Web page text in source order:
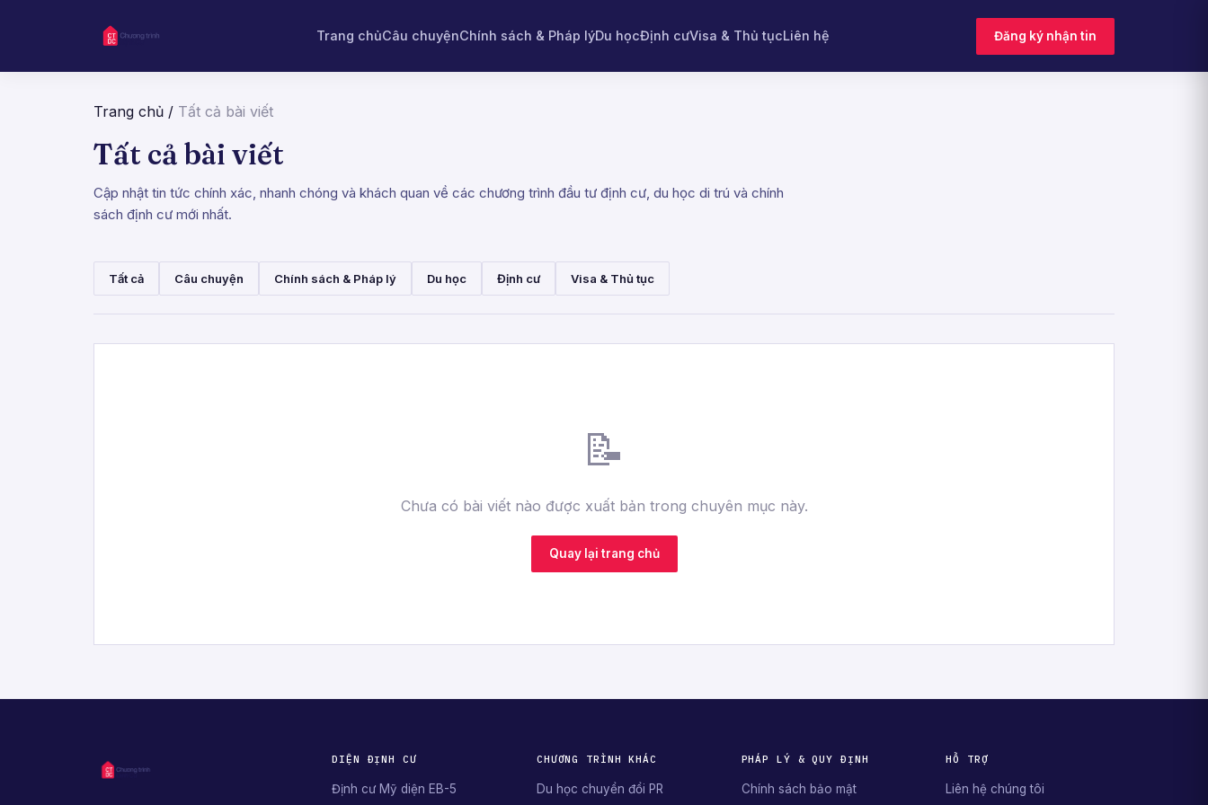
Trang chủCâu chuyệnChính sách & Pháp lýDu họcĐịnh cưVisa & Thủ tụcLiên hệ Đăng ký nhận tin
Trang chủ / Tất cả bài viết
Tất cả bài viết
Cập nhật tin tức chính xác, nhanh chóng và khách quan về các chương trình đầu tư định cư, du học di trú và chính
sách định cư mới nhất.
Tất cả Câu chuyện Chính sách & Pháp lý Du học Định cư Visa & Thủ tục
📝
Chưa có bài viết nào được xuất bản trong chuyên mục này.
Quay lại trang chủ
DIỆN ĐỊNH CƯ
Định cư Mỹ diện EB-5
CHƯƠNG TRÌNH KHÁC
Du học chuyển đổi PR
PHÁP LÝ & QUY ĐỊNH
Chính sách bảo mật
HỖ TRỢ
Liên hệ chúng tôi